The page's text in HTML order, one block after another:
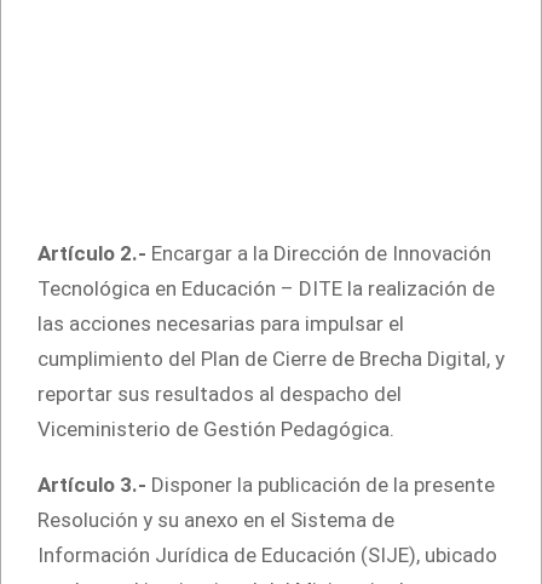
Artículo 2.- Encargar a la Dirección de Innovación
Tecnológica en Educación – DITE la realización de
las acciones necesarias para impulsar el
cumplimiento del Plan de Cierre de Brecha Digital, y
reportar sus resultados al despacho del
Viceministerio de Gestión Pedagógica.
Artículo 3.- Disponer la publicación de la presente
Resolución y su anexo en el Sistema de
Información Jurídica de Educación (SIJE), ubicado